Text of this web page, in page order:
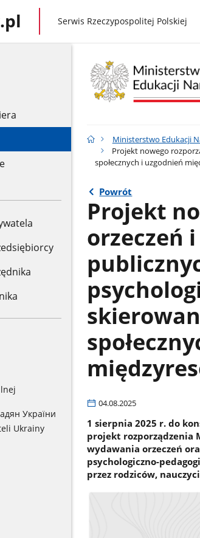
України
Ukrainy
gov.pl
Serwis Rzeczypospolitej Polskiej
Ministerstwo Edukacji
Projekt nowego
społecznych i uzgodnień
Powrót
Projekt
orzeczeń
04.08.2025
1 sierpnia 2025 r. do
projekt rozporządzenia
wydawania orzeczeń
psychologiczno-
przez rodziców,